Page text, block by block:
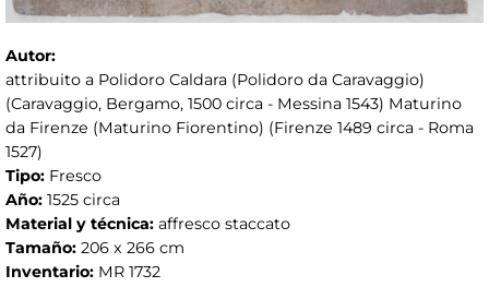
Autor:
attribuito a Polidoro Caldara (Polidoro da Caravaggio)
(Caravaggio, Bergamo, 1500 circa - Messina 1543) Maturino
da Firenze (Maturino Fiorentino) (Firenze 1489 circa - Roma
1527)
Tipo: Fresco
Año: 1525 circa
Material y técnica: affresco staccato
Tamaño: 206 x 266 cm
Inventario: MR 1732